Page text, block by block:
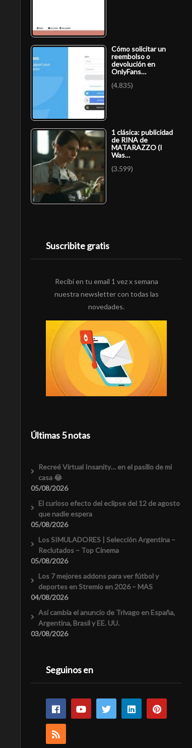
Cómo solicitar un
reembolso o
devolución en
OnlyFans…
(4.835)
1 clásica: publicidad
de RINA de
MATARAZZO (I
Was…
(3.599)
Suscribite gratis
Recibí en tu email 1 vez x semana
nuestra newsletter con todas las
novedades.
Últimas 5 notas
Recreé Virtual Insanity… en el pasillo de mi
casa 😂
05/08/2026
El curioso efecto del eclipse del 12 de agosto
que nadie espera
05/08/2026
Los SIMULADORES | Selección Argentina –
Reclutados – Top Cinema
05/08/2026
Los 7 mejores addons para ver fútbol y
deportes en Stremio en 2026 – MAS
04/08/2026
Así cambia el anuncio de Trivago en España,
Argentina, Brasil y EE. UU.
03/08/2026
Seguinos en